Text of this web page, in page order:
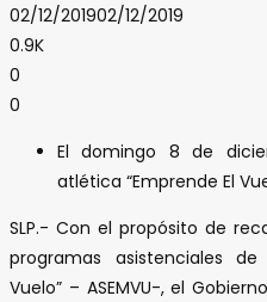
02/12/201902/12/2019
0.9K
0
0
El domingo 8 de
atlética “Emprende El
SLP.- Con el propósito de
programas asistenciales
Vuelo” – ASEMVU-, el